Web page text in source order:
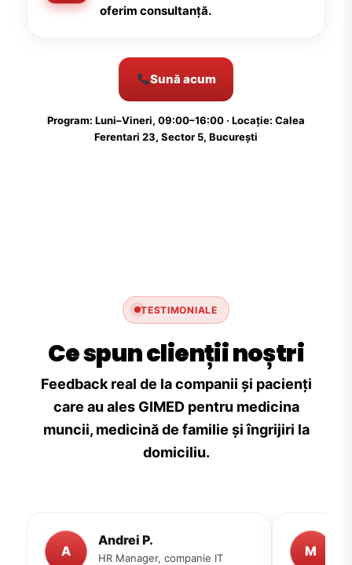
oferim consultanță.
Sună acum
Program: Luni–Vineri, 09:00–16:00 · Locație: Calea
Ferentari 23, Sector 5, București
TESTIMONIALE
Ce spun clienții noștri
Feedback real de la companii și pacienți
care au ales GIMED pentru medicina
muncii, medicină de familie și îngrijiri la
domiciliu.
A
Andrei P.
HR Manager, companie IT M